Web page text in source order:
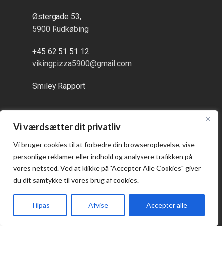
Vi værdsætter dit privatliv
Vi bruger cookies til at forbedre din browseroplevelse, vise
personlige reklamer eller indhold og analysere trafikken på
vores netsted. Ved at klikke på "Accepter Alle Cookies" giver
du dit samtykke til vores brug af cookies.
Tilpas Afvise Accepter alle
Østergade 53,
5900 Rudkøbing
+45 62 51 51 12
vikingpizza5900@gmail.com
Smiley Rapport
Alle dage:
kl. 16:00 - 21:00